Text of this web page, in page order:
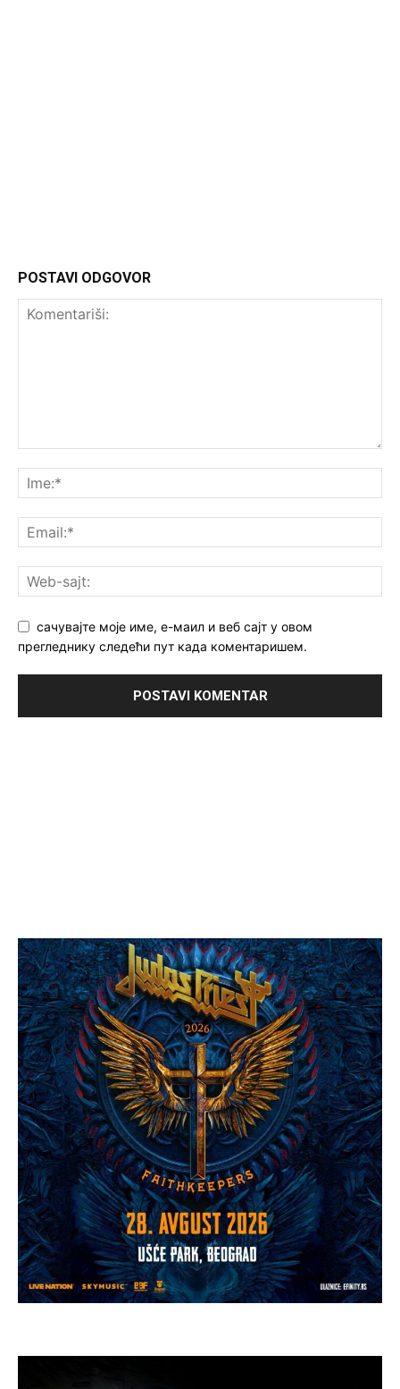
POSTAVI ODGOVOR
сачувајте моје име, е-маил и веб сајт у овом
прегледнику следећи пут када коментаришем.